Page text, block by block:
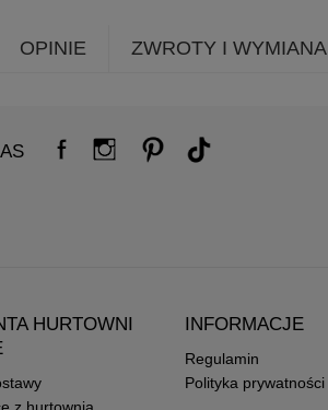
OPINIE ZWROTY I WYMIANA
HURTOWNI
INFORMACJE
Regulamin
Polityka prywatności